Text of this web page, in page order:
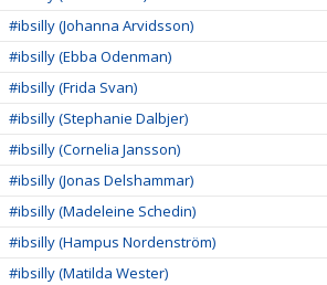
#ibsilly (Johanna Arvidsson)
#ibsilly (Ebba Odenman)
#ibsilly (Frida Svan)
#ibsilly (Stephanie Dalbjer)
#ibsilly (Cornelia Jansson)
#ibsilly (Jonas Delshammar)
#ibsilly (Madeleine Schedin)
#ibsilly (Hampus Nordenström)
#ibsilly (Matilda Wester)